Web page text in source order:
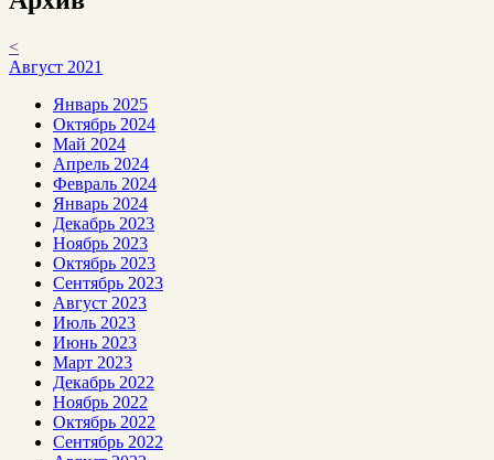
<
Август 2021
Январь 2025
Октябрь 2024
Май 2024
Апрель 2024
Февраль 2024
Январь 2024
Декабрь 2023
Ноябрь 2023
Октябрь 2023
Сентябрь 2023
Август 2023
Июль 2023
Июнь 2023
Март 2023
Декабрь 2022
Ноябрь 2022
Октябрь 2022
Сентябрь 2022